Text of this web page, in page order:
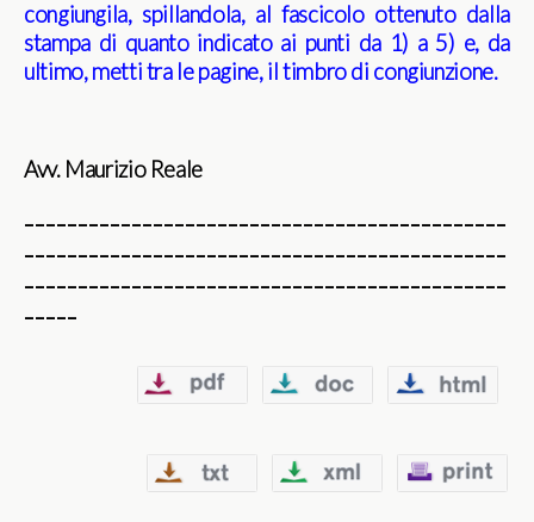
congiungila, spillandola, al fascicolo ottenuto dalla
stampa di quanto indicato ai punti da 1) a 5) e, da
ultimo, metti tra le pagine, il timbro di congiunzione.
Avv. Maurizio Reale